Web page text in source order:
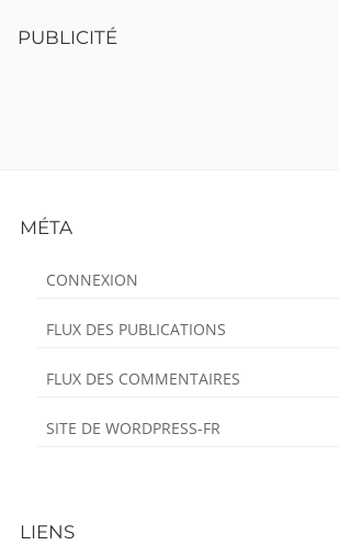
PUBLICITÉ
Content
MÉTA
CONNEXION
FLUX DES PUBLICATIONS
FLUX DES COMMENTAIRES
SITE DE WORDPRESS-FR
LIENS